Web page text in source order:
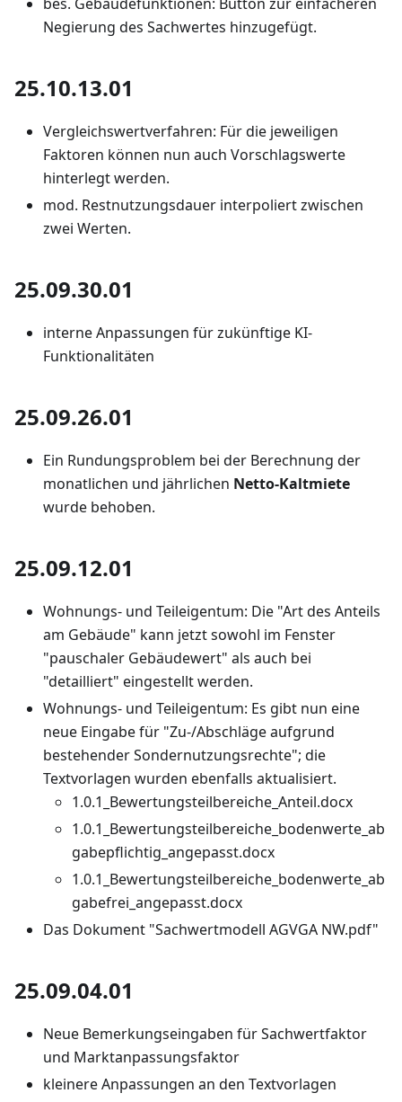
Negierung des Sachwertes hinzugefügt.
25.10.13.01
Vergleichswertverfahren: Für die jeweiligen
Faktoren können nun auch Vorschlagswerte
hinterlegt werden.
mod. Restnutzungsdauer interpoliert zwischen
zwei Werten.
25.09.30.01
interne Anpassungen für zukünftige KI-
Funktionalitäten
25.09.26.01
Ein Rundungsproblem bei der Berechnung der
monatlichen und jährlichen Netto-Kaltmiete
wurde behoben.
25.09.12.01
Wohnungs- und Teileigentum: Die "Art des Anteils
am Gebäude" kann jetzt sowohl im Fenster
"pauschaler Gebäudewert" als auch bei
"detailliert" eingestellt werden.
Wohnungs- und Teileigentum: Es gibt nun eine
neue Eingabe für "Zu-/Abschläge aufgrund
bestehender Sondernutzungsrechte"; die
Textvorlagen wurden ebenfalls aktualisiert.
1.0.1_Bewertungsteilbereiche_Anteil.docx
1.0.1_Bewertungsteilbereiche_bodenwerte_ab
gabepflichtig_angepasst.docx
1.0.1_Bewertungsteilbereiche_bodenwerte_ab
gabefrei_angepasst.docx
Das Dokument "Sachwertmodell AGVGA NW.pdf"
25.09.04.01
Neue Bemerkungseingaben für Sachwertfaktor
und Marktanpassungsfaktor
kleinere Anpassungen an den Textvorlagen